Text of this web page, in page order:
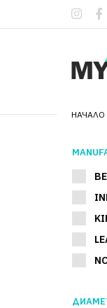
НАЧАЛО